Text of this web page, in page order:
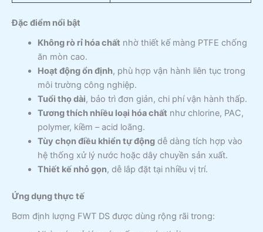
Đặc điểm nổi bật
Không rò rỉ hóa chất nhờ thiết kế màng PTFE chống
ăn mòn cao.
Hoạt động ổn định, phù hợp vận hành liên tục trong
môi trường công nghiệp.
Tuổi thọ dài, bảo trì đơn giản, chi phí vận hành thấp.
Tương thích nhiều loại hóa chất như chlorine, PAC,
polymer, kiềm – acid loãng.
Tùy chọn điều khiển tự độngdễ dàng tích hợp vào
hệ thống xử lý nước hoặc dây chuyền sản xuất.
Thiết kế nhỏ gọn, dễ lắp đặt tại nhiều vị trí.
Ứng dụng thực tế
Bơm định lượng FWT DS được dùng rộng rãi trong: